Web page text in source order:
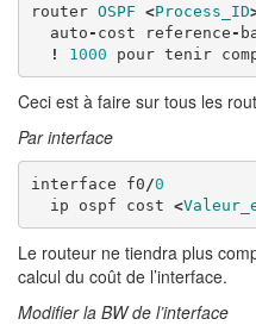
router OSPF <Process_ID
auto - cost reference -
!
1000 pour tenir
Ceci est à faire sur tous les
Par interface
interface f0 /0
ip
ospf cost <
Le routeur ne tiendra plus
calcul du coût de l’interface.
Modifier la BW de l’interface